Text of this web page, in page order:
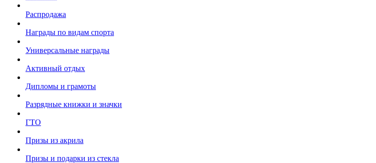
Распродажа
Награды по видам спорта
Универсальные награды
Активный отдых
Дипломы и грамоты
Разрядные книжки и значки
ГТО
Призы из акрила
Призы и подарки из стекла